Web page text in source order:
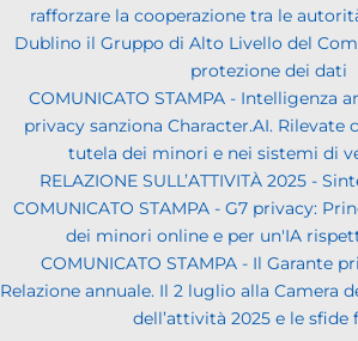
rafforzare la cooperazione tra le
Dublino il Gruppo di Alto Livello del
protezione dei dati
COMUNICATO STAMPA - Intelligenza
privacy sanziona Character.AI. Rilevate
tutela dei minori e nei sistemi di
RELAZIONE SULL’ATTIVITÀ 2025 -
COMUNICATO STAMPA - G7 privacy:
dei minori online e per un'IA
COMUNICATO STAMPA - Il Garante
Relazione annuale. Il 2 luglio alla Camera
dell’attività 2025 e le sfide